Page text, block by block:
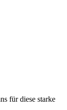
für diese starke